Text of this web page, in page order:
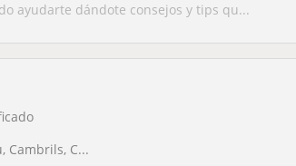
ayudarte dándote consejos y tips qu...
Cambrils, C...